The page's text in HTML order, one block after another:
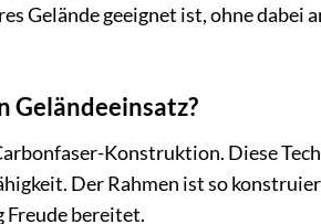
Gelände geeignet ist, ohne dabei
Geländeeinsatz?
Konstruktion. Diese
Der Rahmen ist so
bereitet.